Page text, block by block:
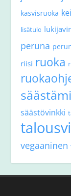
kasvisruoka
lisätulo
peruna
riisi ruoka
säästövinkki
vegaaninen